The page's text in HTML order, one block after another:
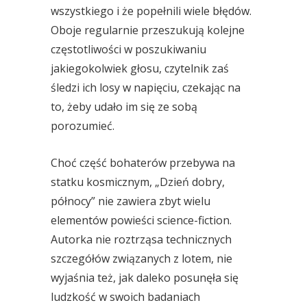
wszystkiego i że popełnili wiele błędów.
Oboje regularnie przeszukują kolejne
częstotliwości w poszukiwaniu
jakiegokolwiek głosu, czytelnik zaś
śledzi ich losy w napięciu, czekając na
to, żeby udało im się ze sobą
porozumieć.
Choć część bohaterów przebywa na
statku kosmicznym, „Dzień dobry,
północy” nie zawiera zbyt wielu
elementów powieści science-fiction.
Autorka nie roztrząsa technicznych
szczegółów związanych z lotem, nie
wyjaśnia też, jak daleko posunęła się
ludzkość w swoich badaniach